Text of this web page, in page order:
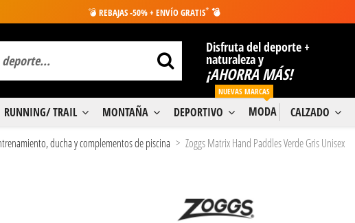
💣 REBAJAS -50% + ENVÍO GRATIS* 💣
Disfruta del deporte +
naturaleza y
¡AHORRA MÁS!
RUNNING/ TRAIL MONTAÑA DEPORTIVO MODA
NUEVAS MARCAS
CALZADO
ducha y complementos de piscina Zoggs Matrix Hand Paddles Verde Gris Unisex